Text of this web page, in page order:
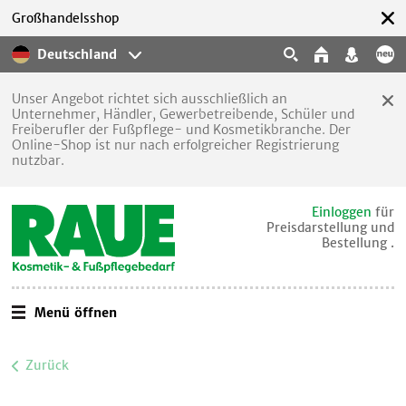
Deutschland
Großhandelsshop
Unser Angebot richtet sich ausschließlich an
Unternehmer, Händler, Gewerbetreibende, Schüler und
Freiberufler der Fußpflege- und Kosmetikbranche. Der
Online-Shop ist nur nach erfolgreicher Registrierung
nutzbar.
Einloggen für
Preisdarstellung und
Bestellung .
Menü öffnen
Zurück